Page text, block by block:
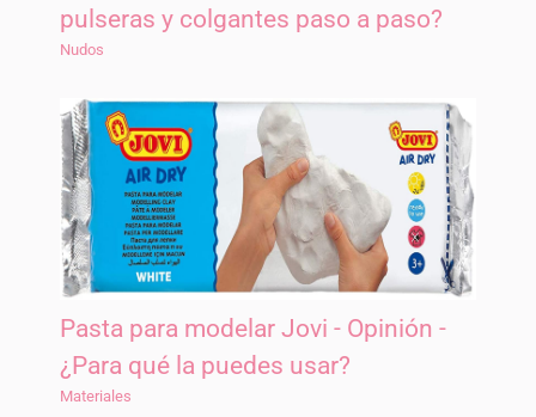
pulseras y colgantes paso a paso?
Nudos
Pasta para modelar Jovi - Opinión -
¿Para qué la puedes usar?
Materiales